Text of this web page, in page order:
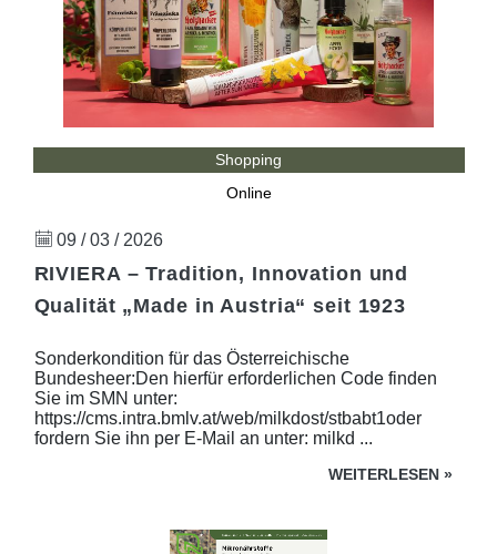
Shopping
Online
09 / 03 / 2026
RIVIERA – Tradition, Innovation und
Qualität „Made in Austria“ seit 1923
Sonderkondition für das Österreichische
Bundesheer:Den hierfür erforderlichen Code finden
Sie im SMN unter:
https://cms.intra.bmlv.at/web/milkdost/stbabt1oder
fordern Sie ihn per E-Mail an unter: milkd ...
WEITERLESEN »